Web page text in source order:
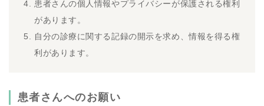
患者さんの個人情報やプライバシーが保護される権利
があります。
自分の診療に関する記録の開示を求め、情報を得る権
利があります。
患者さんへのお願い